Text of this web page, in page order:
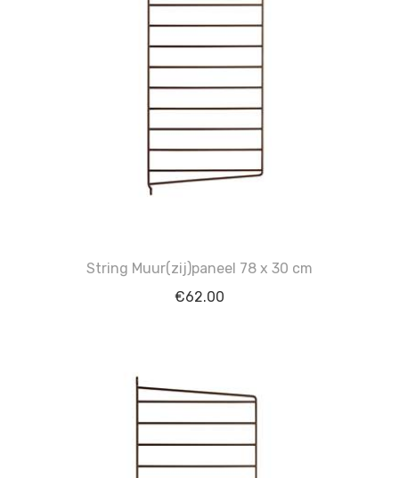
String Muur(zij)paneel 78 x 30 cm
€62.00